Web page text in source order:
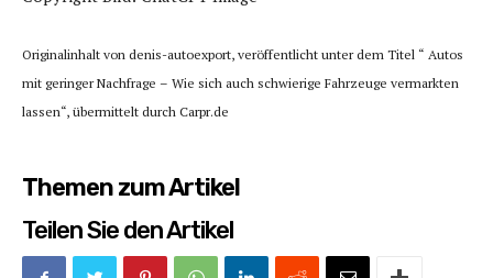
Originalinhalt von denis-autoexport, veröffentlicht unter dem Titel “ Autos
mit geringer Nachfrage – Wie sich auch schwierige Fahrzeuge vermarkten
lassen“, übermittelt durch Carpr.de
Themen zum Artikel
Teilen Sie den Artikel